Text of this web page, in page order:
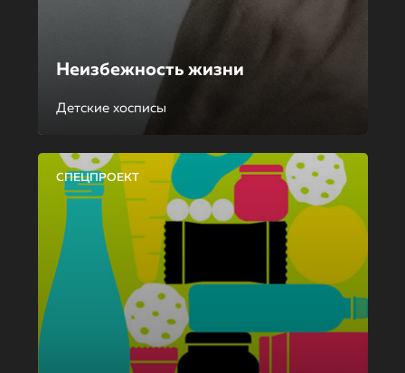
Неизбежность жизни
Детские хосписы
СПЕЦПРОЕКТ